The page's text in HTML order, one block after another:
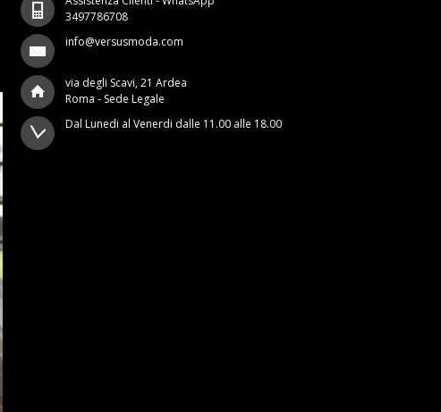
3497786708
info@versusmoda.com
via degli Scavi, 21 Ardea
Roma - Sede Legale
Dal Lunedi al Venerdi dalle 11.00 alle 18.00